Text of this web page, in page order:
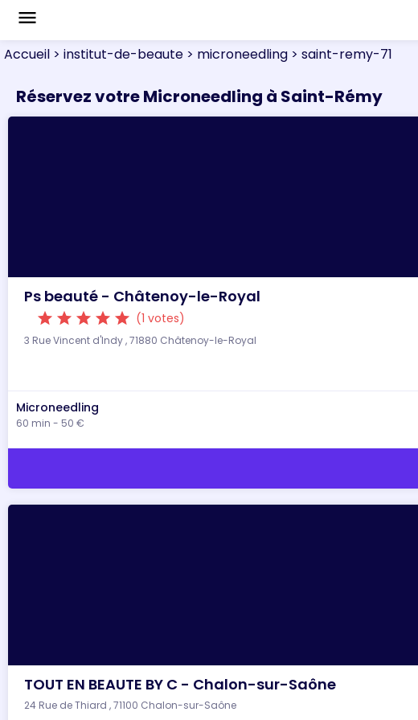
menu
Accueil > institut-de-beaute > microneedling > saint-remy-71
Réservez votre Microneedling à Saint-Rémy
Ps beauté - Châtenoy-le-Royal
star star star star star (1 votes)
3 Rue Vincent d'Indy , 71880 Châtenoy-le-Royal
Microneedling
60 min - 50 €
TOUT EN BEAUTE BY C - Chalon-sur-Saône
24 Rue de Thiard , 71100 Chalon-sur-Saône